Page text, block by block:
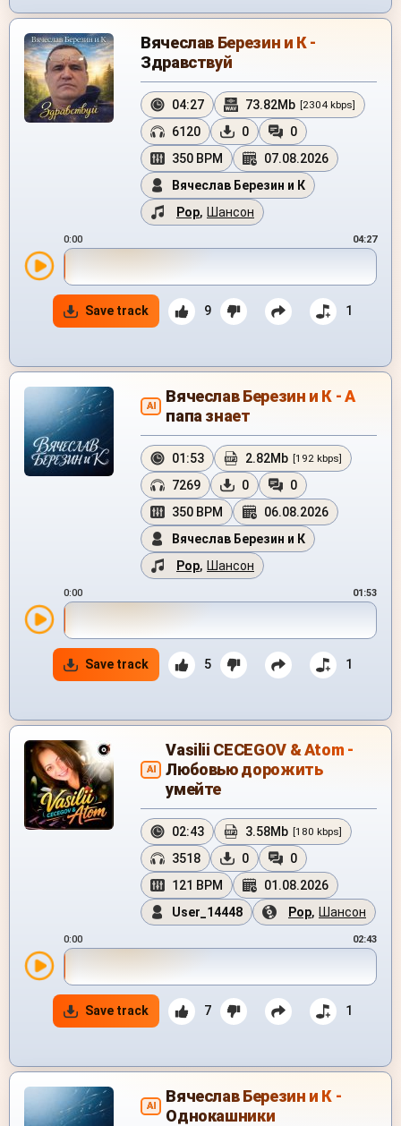
Вячеслав Березин и К -
Здравствуй
04:27 73.82Mb [2304 kbps]
6120 0
0
350 BPM
07.08.2026
Вячеслав Березин и К
Pop, Шансон
0:00 04:27
Save track 9 1
AI
Вячеслав Березин и К - А
папа знает
01:53 2.82Mb [192 kbps]
7269 0
0
350 BPM
06.08.2026
Вячеслав Березин и К
Pop, Шансон
0:00 01:53
Save track 5 1
AI
Vasilii CECEGOV & Atom -
Любовью дорожить
умейте
02:43 3.58Mb [180 kbps]
3518 0
0
121 BPM
01.08.2026
User_14448
Pop, Шансон
0:00 02:43
Save track 7 1
AI
Вячеслав Березин и К -
Однокашники